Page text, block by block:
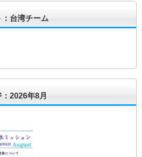
台湾チーム
2026年8月